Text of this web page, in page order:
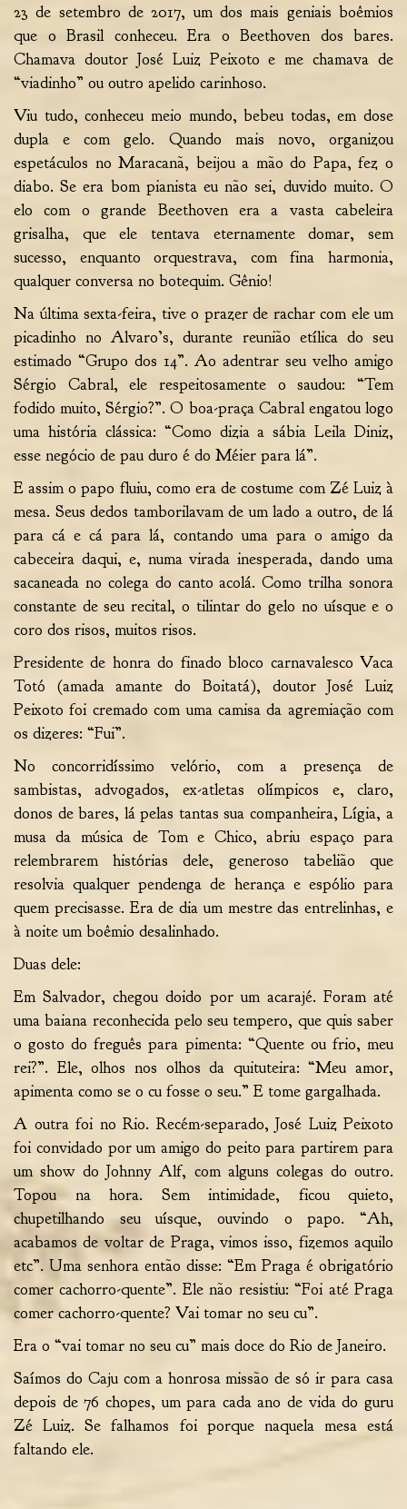
23 de setembro de 2017, um dos mais geniais boêmios
que o Brasil conheceu. Era o Beethoven dos bares.
Chamava doutor José Luiz Peixoto e me chamava de
“viadinho” ou outro apelido carinhoso.
Viu tudo, conheceu meio mundo, bebeu todas, em dose
dupla e com gelo. Quando mais novo, organizou
espetáculos no Maracanã, beijou a mão do Papa, fez o
diabo. Se era bom pianista eu não sei, duvido muito. O
elo com o grande Beethoven era a vasta cabeleira
grisalha, que ele tentava eternamente domar, sem
sucesso, enquanto orquestrava, com fina harmonia,
qualquer conversa no botequim. Gênio!
Na última sexta-feira, tive o prazer de rachar com ele um
picadinho no Alvaro’s, durante reunião etílica do seu
estimado “Grupo dos 14”. Ao adentrar seu velho amigo
Sérgio Cabral, ele respeitosamente o saudou: “Tem
fodido muito, Sérgio?”. O boa-praça Cabral engatou logo
uma história clássica: “Como dizia a sábia Leila Diniz,
esse negócio de pau duro é do Méier para lá”.
E assim o papo fluiu, como era de costume com Zé Luiz à
mesa. Seus dedos tamborilavam de um lado a outro, de lá
para cá e cá para lá, contando uma para o amigo da
cabeceira daqui, e, numa virada inesperada, dando uma
sacaneada no colega do canto acolá. Como trilha sonora
constante de seu recital, o tilintar do gelo no uísque e o
coro dos risos, muitos risos.
Presidente de honra do finado bloco carnavalesco Vaca
Totó (amada amante do Boitatá), doutor José Luiz
Peixoto foi cremado com uma camisa da agremiação com
os dizeres: “Fui”.
No concorridíssimo velório, com a presença de
sambistas, advogados, ex-atletas olímpicos e, claro,
donos de bares, lá pelas tantas sua companheira, Lígia, a
musa da música de Tom e Chico, abriu espaço para
relembrarem histórias dele, generoso tabelião que
resolvia qualquer pendenga de herança e espólio para
quem precisasse. Era de dia um mestre das entrelinhas, e
à noite um boêmio desalinhado.
Duas dele:
Em Salvador, chegou doido por um acarajé. Foram até
uma baiana reconhecida pelo seu tempero, que quis saber
o gosto do freguês para pimenta: “Quente ou frio, meu
rei?”. Ele, olhos nos olhos da quituteira: “Meu amor,
apimenta como se o cu fosse o seu.” E tome gargalhada.
A outra foi no Rio. Recém-separado, José Luiz Peixoto
foi convidado por um amigo do peito para partirem para
um show do Johnny Alf, com alguns colegas do outro.
Topou na hora. Sem intimidade, ficou quieto,
chupetilhando seu uísque, ouvindo o papo. “Ah,
acabamos de voltar de Praga, vimos isso, fizemos aquilo
etc”. Uma senhora então disse: “Em Praga é obrigatório
comer cachorro-quente”. Ele não resistiu: “Foi até Praga
comer cachorro-quente? Vai tomar no seu cu”.
Era o “vai tomar no seu cu” mais doce do Rio de Janeiro.
Saímos do Caju com a honrosa missão de só ir para casa
depois de 76 chopes, um para cada ano de vida do guru
Zé Luiz. Se falhamos foi porque naquela mesa está
faltando ele.